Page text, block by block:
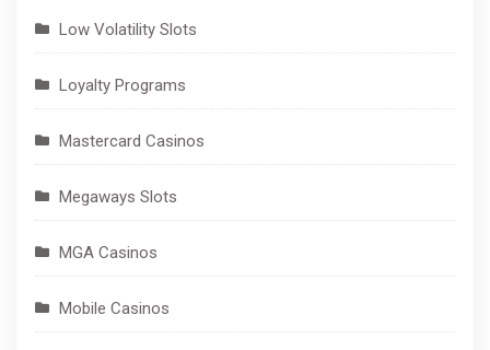
Low Volatility Slots
Loyalty Programs
Mastercard Casinos
Megaways Slots
MGA Casinos
Mobile Casinos